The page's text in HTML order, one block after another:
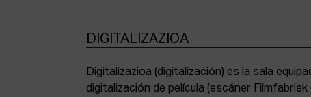
DIGITALIZAZIOA
Digitalizazioa (digitalización) es la sala
digitalización de película (escáner Filmfabriek